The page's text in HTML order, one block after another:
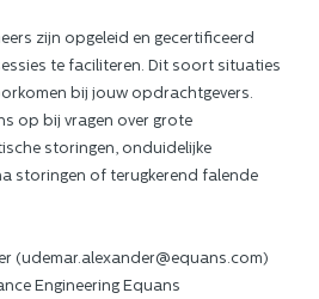
zijn opgeleid en gecertificeerd
te faciliteren. Dit soort situaties
bij jouw opdrachtgevers.
op bij vragen over grote
storingen, onduidelijke
storingen of terugkerend falende
(udemar.alexander@equans.com)
Engineering Equans